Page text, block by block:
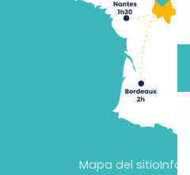
Mapa del sitio